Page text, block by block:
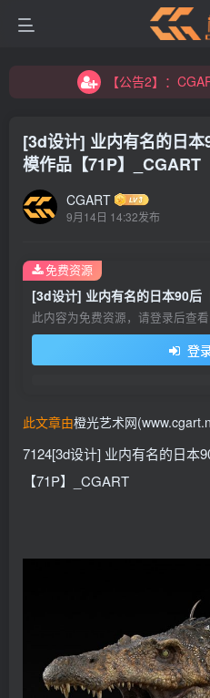
【公告2】：
【公告2】：
[3d设计] 业内有名的日
模作品【71P】_CGART
CGART
9月14日 14:32发布
此内容为免费资源，请登录后查看
登
免费资源
此文章由橙光艺术网
7124[3d设计] 业内有名的日本
【71P】_CGART
登录
没有账号？立即注册
用户名/手机号/邮箱
记住登录